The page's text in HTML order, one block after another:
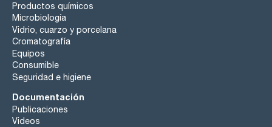
Productos químicos
Microbiología
Vidrio, cuarzo y porcelana
Cromatografía
Equipos
Consumible
Seguridad e higiene
Documentación
Publicaciones
Videos